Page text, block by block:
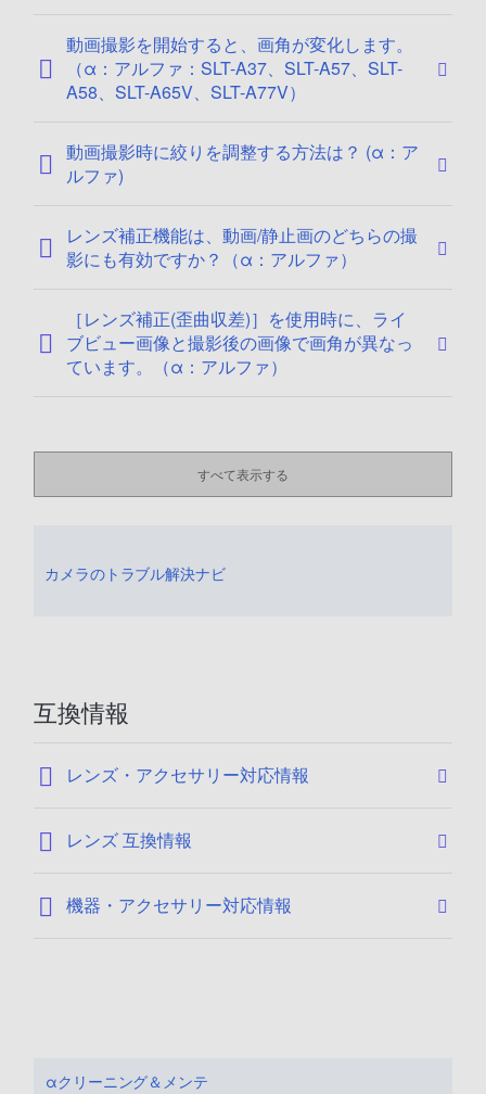
動画撮影を開始すると、画角が変化します。
（α：アルファ：SLT-A37、SLT-A57、SLT-
A58、SLT-A65V、SLT-A77V）
動画撮影時に絞りを調整する方法は？ (α：ア
ルファ)
レンズ補正機能は、動画/静止画のどちらの撮
影にも有効ですか？（α：アルファ）
［レンズ補正(歪曲収差)］を使用時に、ライ
ブビュー画像と撮影後の画像で画角が異なっ
ています。（α：アルファ）
すべて表示する
カメラのトラブル解決ナビ
互換情報
レンズ・アクセサリー対応情報
レンズ 互換情報
機器・アクセサリー対応情報
αクリーニング＆メンテ